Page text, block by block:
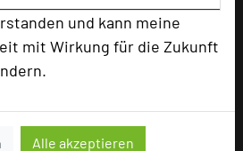
und kann meine
mit Wirkung für die Zukunft
Alle akzeptieren
(Personen)